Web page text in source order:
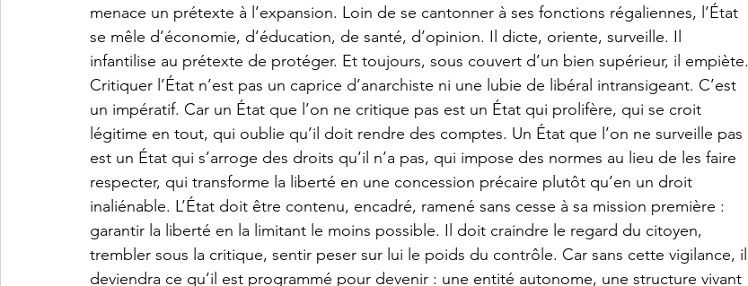
menace un prétexte à l’expansion. Loin de se cantonner à ses fonctions régaliennes, l’État
se mêle d’économie, d’éducation, de santé, d’opinion. Il dicte, oriente, surveille. Il
infantilise au prétexte de protéger. Et toujours, sous couvert d’un bien supérieur, il empiète.
Critiquer l’État n’est pas un caprice d’anarchiste ni une lubie de libéral intransigeant. C’est
un impératif. Car un État que l’on ne critique pas est un État qui prolifère, qui se croit
légitime en tout, qui oublie qu’il doit rendre des comptes. Un État que l’on ne surveille pas
est un État qui s’arroge des droits qu’il n’a pas, qui impose des normes au lieu de les faire
respecter, qui transforme la liberté en une concession précaire plutôt qu’en un droit
inaliénable. L’État doit être contenu, encadré, ramené sans cesse à sa mission première :
garantir la liberté en la limitant le moins possible. Il doit craindre le regard du citoyen,
trembler sous la critique, sentir peser sur lui le poids du contrôle. Car sans cette vigilance, il
deviendra ce qu’il est programmé pour devenir : une entité autonome, une structure vivant